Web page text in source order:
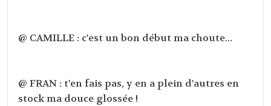
@ CAMILLE : c'est un bon début ma choute...
@ FRAN : t'en fais pas, y en a plein d'autres en
stock ma douce glossée !